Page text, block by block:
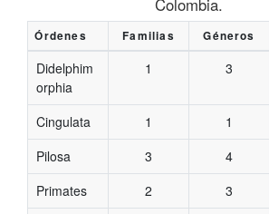
Órdenes Familias Géneros
Didelphim
orphia
1 3
Cingulata 1 1
Pilosa
3 4
Primates
2 3